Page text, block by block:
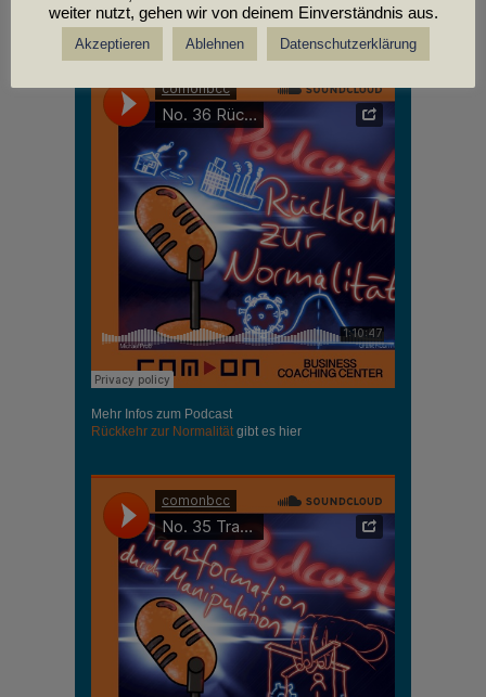
PODCASTS
Mehr Infos zum Podcast
Rückkehr zur Normalitätgibt es hier
weiter nutzt, gehen wir von deinem Einverständnis aus.
Akzeptieren Ablehnen Datenschutzerklärung